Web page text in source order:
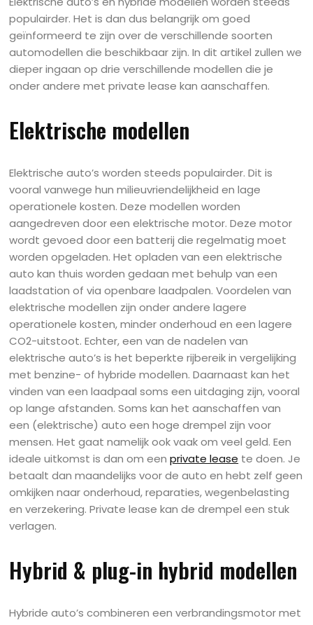
populairder. Het is dan dus belangrijk om goed
geïnformeerd te zijn over de verschillende soorten
automodellen die beschikbaar zijn. In dit artikel zullen we
dieper ingaan op drie verschillende modellen die je
onder andere met private lease kan aanschaffen.
Elektrische modellen
Elektrische auto’s worden steeds populairder. Dit is
vooral vanwege hun milieuvriendelijkheid en lage
operationele kosten. Deze modellen worden
aangedreven door een elektrische motor. Deze motor
wordt gevoed door een batterij die regelmatig moet
worden opgeladen. Het opladen van een elektrische
auto kan thuis worden gedaan met behulp van een
laadstation of via openbare laadpalen. Voordelen van
elektrische modellen zijn onder andere lagere
operationele kosten, minder onderhoud en een lagere
CO2-uitstoot. Echter, een van de nadelen van
elektrische auto’s is het beperkte rijbereik in vergelijking
met benzine- of hybride modellen. Daarnaast kan het
vinden van een laadpaal soms een uitdaging zijn, vooral
op lange afstanden. Soms kan het aanschaffen van
een (elektrische) auto een hoge drempel zijn voor
mensen. Het gaat namelijk ook vaak om veel geld. Een
ideale uitkomst is dan om eenprivate lease te doen. Je
betaalt dan maandelijks voor de auto en hebt zelf geen
omkijken naar onderhoud, reparaties, wegenbelasting
en verzekering. Private lease kan de drempel een stuk
verlagen.
Hybrid & plug-in hybrid modellen
Hybride auto’s combineren een verbrandingsmotor met